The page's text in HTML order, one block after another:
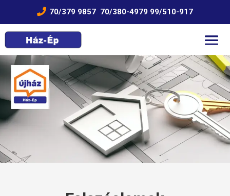
 70/379 9857 70/380-4979 99/510-917